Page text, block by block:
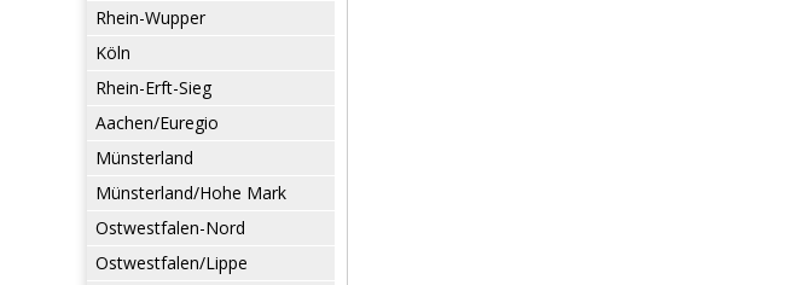
Rhein-Wupper
Köln
Rhein-Erft-Sieg
Aachen/Euregio
Münsterland
Münsterland/Hohe Mark
Ostwestfalen-Nord
Ostwestfalen/Lippe